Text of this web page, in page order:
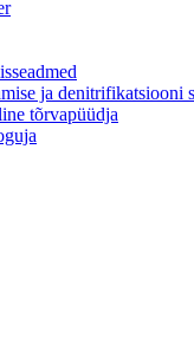
ja denitrifikatsiooni
tõrvapüüdja